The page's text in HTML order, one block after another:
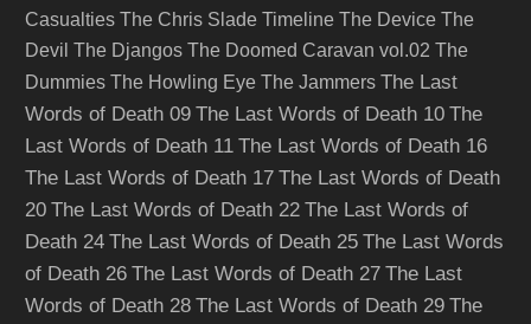
Casualties The Chris Slade Timeline The Device The
Devil The Djangos The Doomed Caravan vol.02 The
Dummies The Howling Eye The Jammers The Last
Words of Death 09 The Last Words of Death 10 The
Last Words of Death 11 The Last Words of Death 16
The Last Words of Death 17 The Last Words of Death
20 The Last Words of Death 22 The Last Words of
Death 24 The Last Words of Death 25 The Last Words
of Death 26 The Last Words of Death 27 The Last
Words of Death 28 The Last Words of Death 29 The